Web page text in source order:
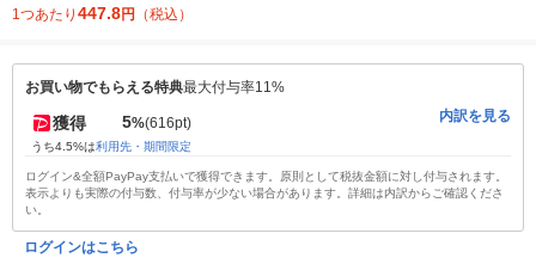
1つあたり 447.8円 （税込）
お買い物でもらえる特典最大付与率11%
獲得 5%(616pt)
うち4.5%は利用先・期間限定
内訳を見る
ログイン&全額PayPay支払いで獲得できます。原則として税抜金額に対し付与されます。
表示よりも実際の付与数、付与率が少ない場合があります。詳細は内訳からご確認くださ
い。
ログインはこちら